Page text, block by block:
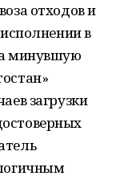
отходов и
в
минувшую
загрузки